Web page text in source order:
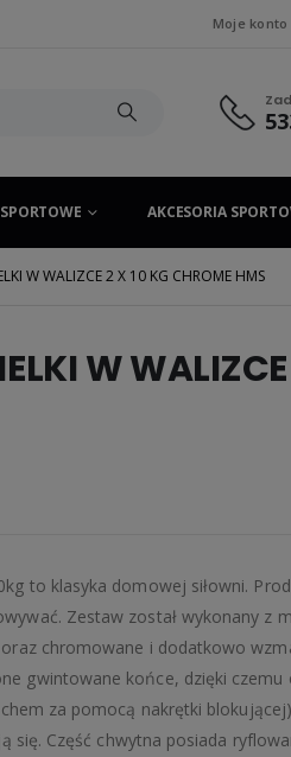
Moje konto
AKCESORIA
W WALIZCE 2 X 10 KG CHROME HMS
W
to klasyka domowej siłowni.
Zestaw został wykonany z
chromowane i dodatkowo
gwintowane końce, dzięki
za pomocą nakrętki
się. Część chwytna posiada